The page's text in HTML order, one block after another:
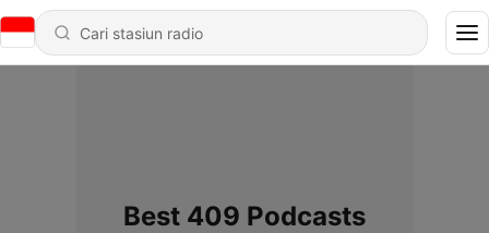
Best 409 Podcasts